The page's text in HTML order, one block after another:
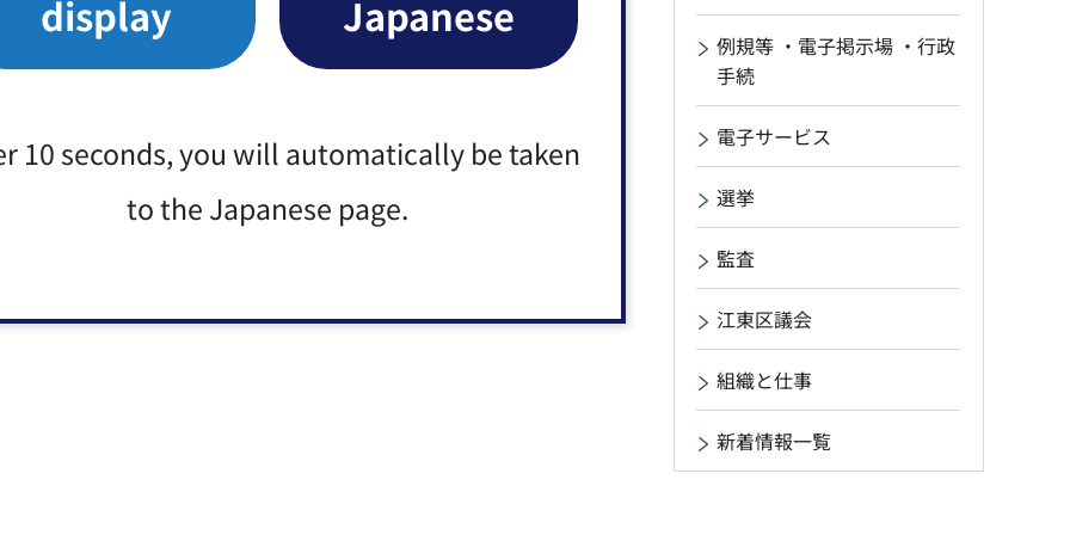
display Japanese
10 seconds, you will automatically be taken
to the Japanese page.
例規等 ・電子掲示場 ・行政
手続
電子サービス
選挙
監査
江東区議会
組織と仕事
新着情報一覧